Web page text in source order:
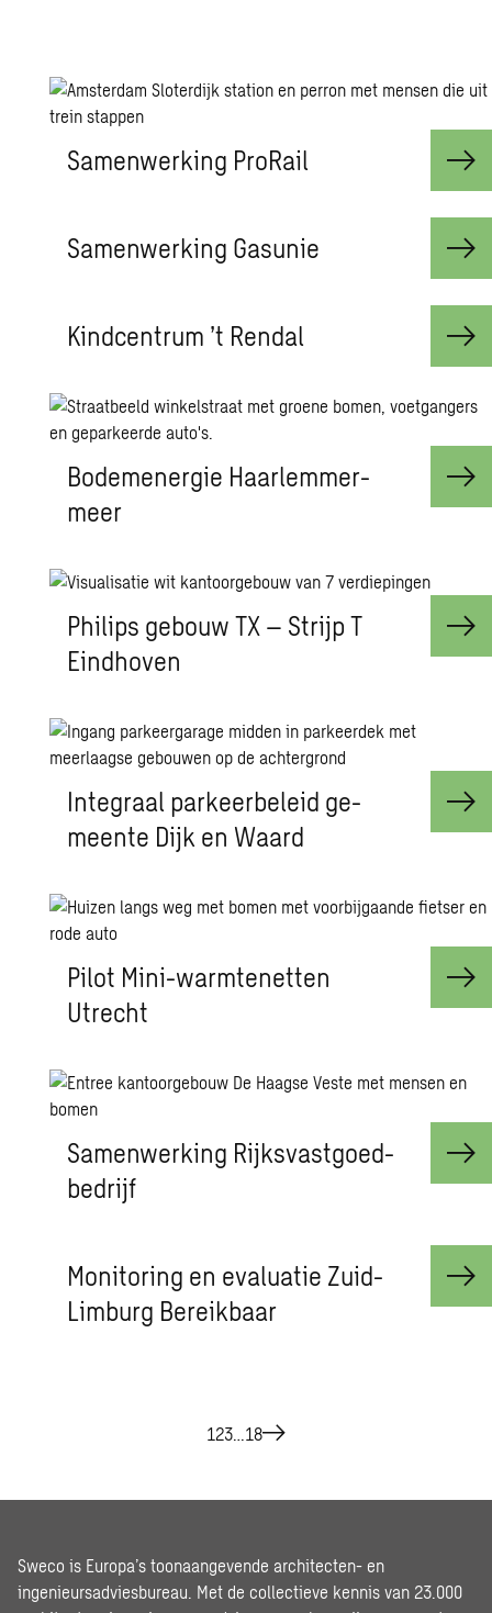
Sa­men­wer­king Pro­Rail
Sa­men­wer­king Gas­unie
Kind­cen­trum ’t Ren­dal
Bo­de­m­ener­gie Haar­lem­mer­
meer
Phi­lips ge­bouw TX – St­rijp T
Eind­ho­ven
In­te­graal par­keer­be­leid ge­
meen­te Dijk en Waard
Pilot Mini-warm­te­net­ten
Utrecht
Sa­men­wer­king Rijks­vast­goed­
be­drijf
Mo­ni­to­ring en eva­lu­a­tie Zuid-
Lim­burg Be­reik­baar
123…18
Sweco is Europa’s toonaangevende architecten- en
ingenieursadviesbureau. Met de collectieve kennis van 23.000